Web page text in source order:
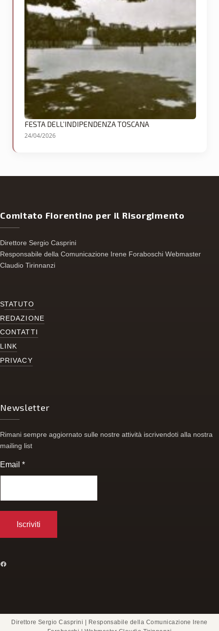
FESTA DELL’INDIPENDENZA TOSCANA
24/04/2026
Comitato Fiorentino per il Risorgimento
Direttore Sergio Casprini
Responsabile della Comunicazione Irene Foraboschi Webmaster
Claudio Tirinnanzi
STATUTO
REDAZIONE
CONTATTI
LINK
PRIVACY
Newsletter
Rimani sempre aggiornato sulle nostre attività iscrivendoti alla nostra
mailing list
Email*
Direttore Sergio Casprini | Responsabile della Comunicazione Irene